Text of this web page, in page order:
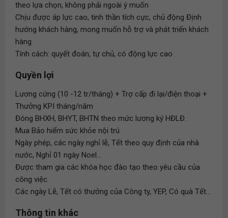
theo lựa chọn, không phải ngoài ý muốn
Chịu được áp lực cao, tinh thần tích cực, chủ động Định
hướng khách hàng, mong muốn hỗ trợ và phát triển khách
hàng
Tính cách: quyết đoán, tự chủ, có động lực cao
Quyền lợi
Lương cứng (10 -12 tr/tháng) + Trợ cấp đi lại/điện thoại +
Thưởng KPI tháng/năm
Đóng BHXH, BHYT, BHTN theo mức lương ký HĐLĐ.
Mua Bảo hiểm sức khỏe nội trú
Ngày phép, các ngày nghỉ lễ, Tết theo quy định của nhà
nước, Nghỉ 01 ngày Noel...
Được tham gia các khóa học đào tạo theo yêu cầu của
công việc.
Các ngày Lễ, Tết có thưởng của Công ty, YEP, Có quà Tết...
Thông tin khác